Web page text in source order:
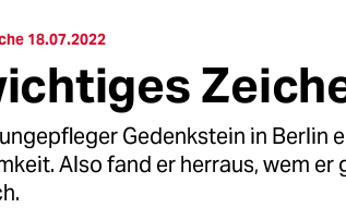
18.07.2022
Gedenkstein in Berlin
Also fand er herraus, wem er